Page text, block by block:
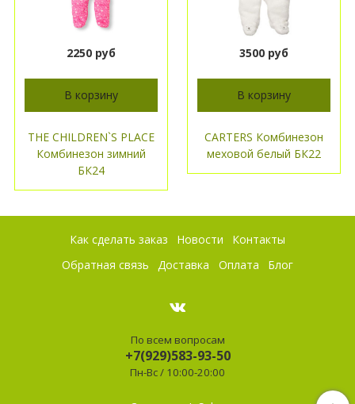
2250 руб
В корзину
THE CHILDREN`S PLACE
Комбинезон зимний
БК24
3500 руб
В корзину
CARTERS Комбинезон
меховой белый БК22
Как сделать заказ Новости
Контакты
Обратная связь
Доставка Оплата Блог
По всем вопросам
+7(929)583-93-50
Пн-Вс / 10:00-20:00